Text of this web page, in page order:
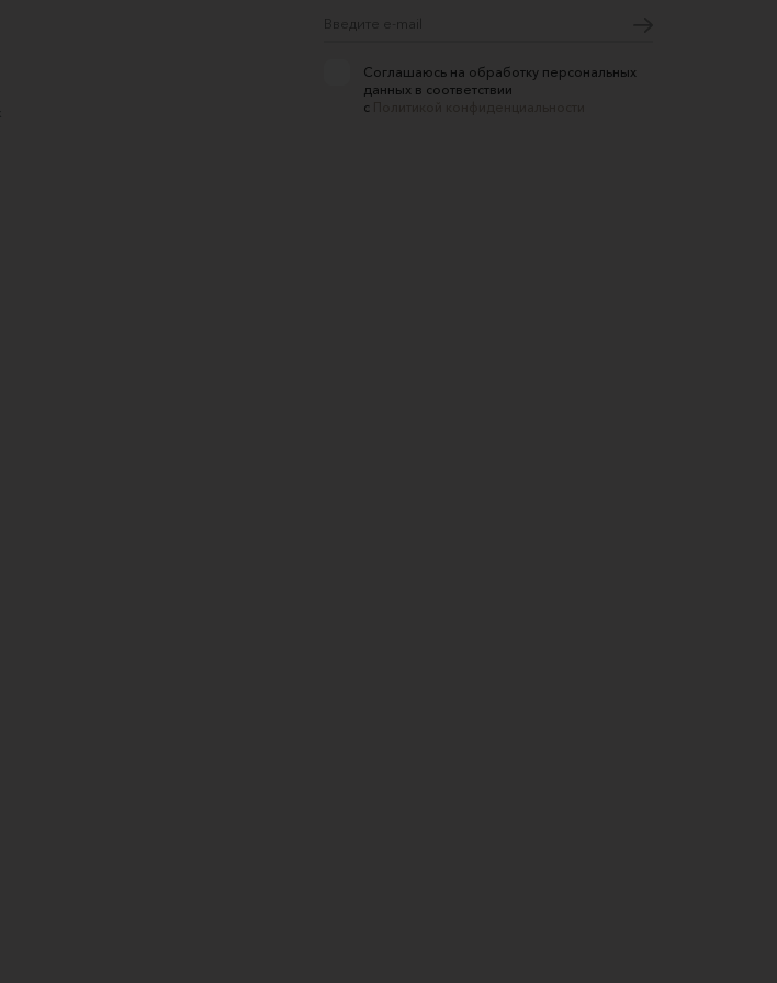
Соглашаюсь на обработку персональных
данных в соответствии
с